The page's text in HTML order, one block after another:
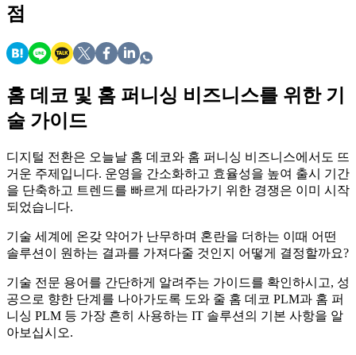
점
홈 데코 및 홈 퍼니싱 비즈니스를 위한 기
술 가이드
디지털 전환은 오늘날 홈 데코와 홈 퍼니싱 비즈니스에서도 뜨
거운 주제입니다. 운영을 간소화하고 효율성을 높여 출시 기간
을 단축하고 트렌드를 빠르게 따라가기 위한 경쟁은 이미 시작
되었습니다.
기술 세계에 온갖 약어가 난무하며 혼란을 더하는 이때 어떤
솔루션이 원하는 결과를 가져다줄 것인지 어떻게 결정할까요?
기술 전문 용어를 간단하게 알려주는 가이드를 확인하시고, 성
공으로 향한 단계를 나아가도록 도와 줄 홈 데코 PLM과 홈 퍼
니싱 PLM 등 가장 흔히 사용하는 IT 솔루션의 기본 사항을 알
아보십시오.